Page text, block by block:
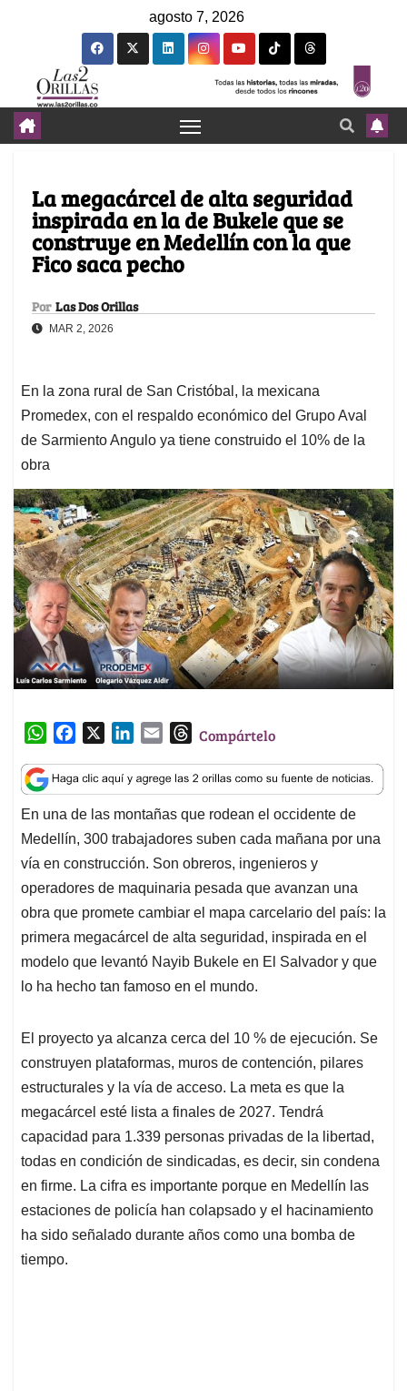
agosto 7, 2026
La megacárcel de alta seguridad
inspirada en la de Bukele que se
construye en Medellín con la que
Fico saca pecho
Por Las Dos Orillas
MAR 2, 2026
En la zona rural de San Cristóbal, la mexicana
Promedex, con el respaldo económico del Grupo Aval
de Sarmiento Angulo ya tiene construido el 10% de la
obra
W
a
t
s
A
p
p
c
e
b
o
o
k
n
k
e
d
I
n
a
i
l
T
r
e
a
d
s
Compártelo
En una de las montañas que rodean el occidente de
Medellín, 300 trabajadores suben cada mañana por una
vía en construcción. Son obreros, ingenieros y
operadores de maquinaria pesada que avanzan una
obra que promete cambiar el mapa carcelario del país: la
primera megacárcel de alta seguridad, inspirada en el
modelo que levantó Nayib Bukele en El Salvador y que
lo ha hecho tan famoso en el mundo.
El proyecto ya alcanza cerca del 10 % de ejecución. Se
construyen plataformas, muros de contención, pilares
estructurales y la vía de acceso. La meta es que la
megacárcel esté lista a finales de 2027. Tendrá
capacidad para 1.339 personas privadas de la libertad,
todas en condición de sindicadas, es decir, sin condena
en firme. La cifra es importante porque en Medellín las
estaciones de policía han colapsado y el hacinamiento
ha sido señalado durante años como una bomba de
tiempo.